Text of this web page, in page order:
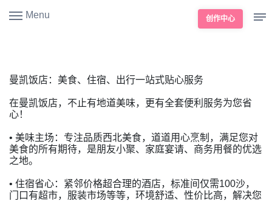
Menu 创作中心
曼凯饭店：美食、住宿、出行一站式贴心服务
在曼凯饭店，不止有地道美味，更有全套便利服务为您省
心！
• 美味主场：专注品质西北美食，道道用心烹制，满足您对
美食的所有期待，是朋友小聚、家庭宴请、商务用餐的优选
之地。
• 住宿省心：紧邻价格超合理的酒店，标准间仅需100沙，
门口有超市，服装市场等等，环境舒适、性价比高，解决您